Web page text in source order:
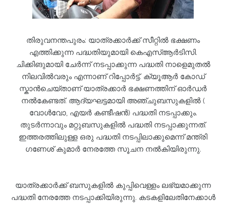
തിരുവനന്തപുരം: യാത്രക്കാർക്ക് സീറ്റിൽ ഭക്ഷണം
എത്തിക്കുന്ന പദ്ധതിയുമായി കെഎസ്ആർടിസി.
ചിക്കിങുമായി ചേർന്ന് നടപ്പാക്കുന്ന പദ്ധതി നാളെമുതൽ
നിലവിൽവരും എന്നാണ് റിപ്പോർട്ട്. ക്യൂആർ കോഡ്
സ്കാൻചെയ്താണ് യാത്രക്കാർ ഭക്ഷണത്തിന് ഓർഡർ
നൽകേണ്ടത്. ആദ്യഘട്ടമായി അഞ്ചുബസുകളിൽ (
വോൾവോ, എയർ കണ്ടീഷൻ) പദ്ധതി നടപ്പാക്കും.
തുടർന്നാവും മറ്റുബസുകളിൽ പദ്ധതി നടപ്പാക്കുന്നത്.
ഇത്തരത്തിലുള്ള ഒരു പദ്ധതി നടപ്പിലാക്കുമെന്ന് മന്ത്രി
ഗണേശ് കുമാർ നേരത്തേ സൂചന നൽകിയിരുന്നു.
യാത്രക്കാ‌ർക്ക് ബസുകളിൽ കുപ്പിവെള്ളം ലഭ്യമാക്കുന്ന
പദ്ധതി നേരത്തേ നടപ്പാക്കിയിരുന്നു. കടകളിലേതിനേക്കാൾ